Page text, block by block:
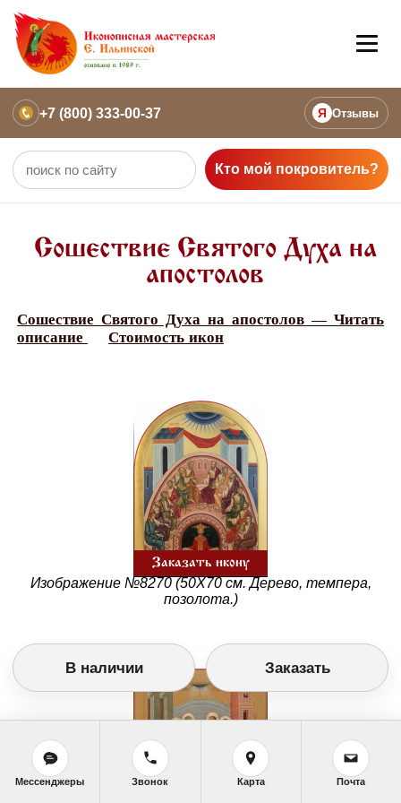
+7 (800) 333-00-37 Я Отзывы
Кто мой покровитель?
Сошествие Святого Духа на
апостолов
Сошествие Святого Духа на апостолов — Читать
описание
Стоимость икон
Заказать икону
Изображение №8270 (50Х70 см. Дерево, темпера,
позолота.)
В наличии Заказать
Мессенджеры Звонок Карта Почта